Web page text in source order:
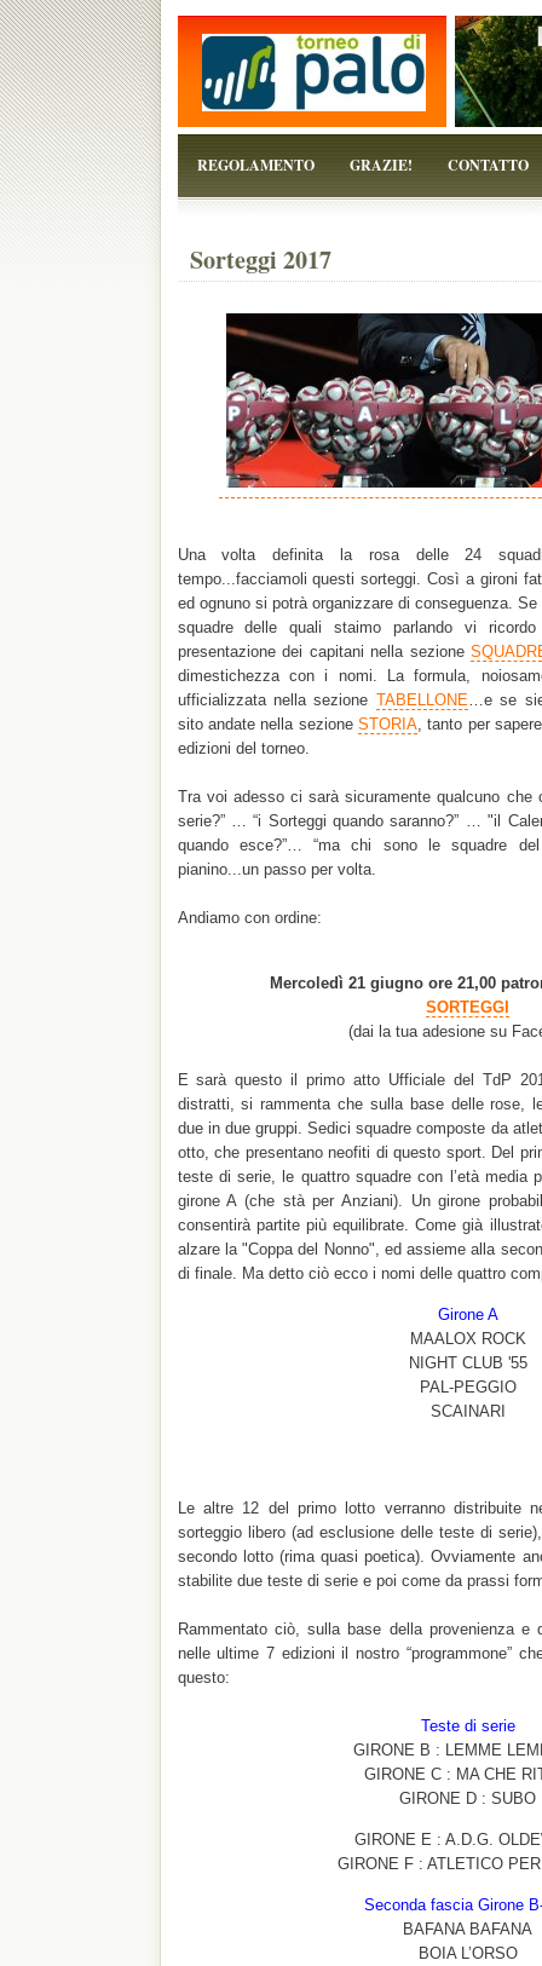
REGOLAMENTO GRAZIE! CONTATTO
Sorteggi 2017
Una volta definita la rosa delle 24
tempo...facciamoli questi sorteggi. Così a gironi
ed ognuno si potrà organizzare di conseguenza.
squadre delle quali staimo parlando vi
presentazione dei capitani nella sezione
dimestichezza con i nomi. La formula,
ufficializzata nella sezione TABELLONE …e se
sito andate nella sezione STORIA, tanto per
edizioni del torneo.
Tra voi adesso ci sarà sicuramente qualcuno che
serie?” … “i Sorteggi quando saranno?” … "il
quando esce?”… “ma chi sono le squadre del
pianino...un passo per volta.
Andiamo con ordine:
Mercoledì 21 giugno ore 21,00
SORTEGGI
(dai la tua adesione su
E sarà questo il primo atto Ufficiale del TdP
distratti, si rammenta che sulla base delle rose,
due in due gruppi. Sedici squadre composte da
otto, che presentano neofiti di questo sport. Del
teste di serie, le quattro squadre con l’età media
girone A (che stà per Anziani). Un girone
consentirà partite più equilibrate. Come già
alzare la "Coppa del Nonno", ed assieme alla
di finale. Ma detto ciò ecco i nomi delle quattro
Girone A
MAALOX ROCK
NIGHT CLUB '55
PAL-PEGGIO
SCAINARI
Le altre 12 del primo lotto verranno distribuite
sorteggio libero (ad esclusione delle teste di
secondo lotto (rima quasi poetica). Ovviamente
stabilite due teste di serie e poi come da prassi
Rammentato ciò, sulla base della provenienza
nelle ultime 7 edizioni il nostro “programmone”
questo:
Teste di serie
GIRONE B : LEMME
GIRONE C : MA CHE
GIRONE D : SUBO
GIRONE E : A.D.G.
GIRONE F : ATLETICO
Seconda fascia Girone
BAFANA BAFANA
BOIA L’ORSO